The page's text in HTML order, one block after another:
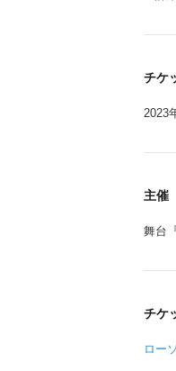
チケ
2023
主催
舞台
チケ
ロー